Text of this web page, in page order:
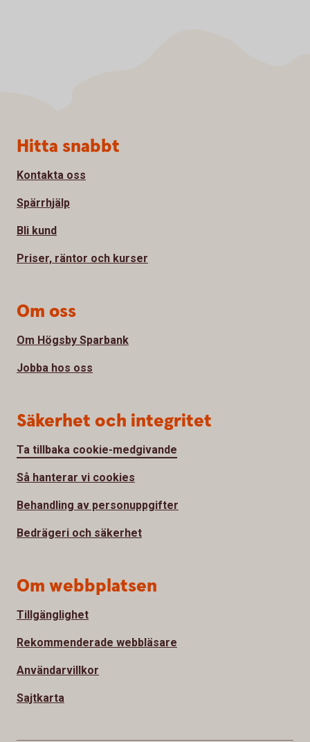
Sidfot
Hitta snabbt
Kontakta oss
Spärrhjälp
Bli kund
Priser, räntor och kurser
Om oss
Om Högsby Sparbank
Jobba hos oss
Säkerhet och integritet
Ta tillbaka cookie-medgivande
Så hanterar vi cookies
Behandling av personuppgifter
Bedrägeri och säkerhet
Om webbplatsen
Tillgänglighet
Rekommenderade webbläsare
Användarvillkor
Sajtkarta